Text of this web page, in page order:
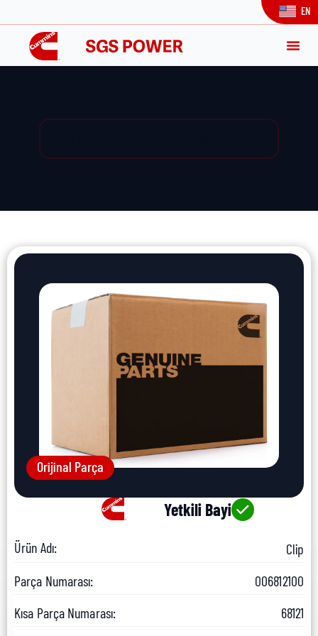
EN
Orijinal Parça
Yetkili Bayi
Ürün Adı:
Clip
Parça Numarası:
006812100
Kısa Parça Numarası:
68121